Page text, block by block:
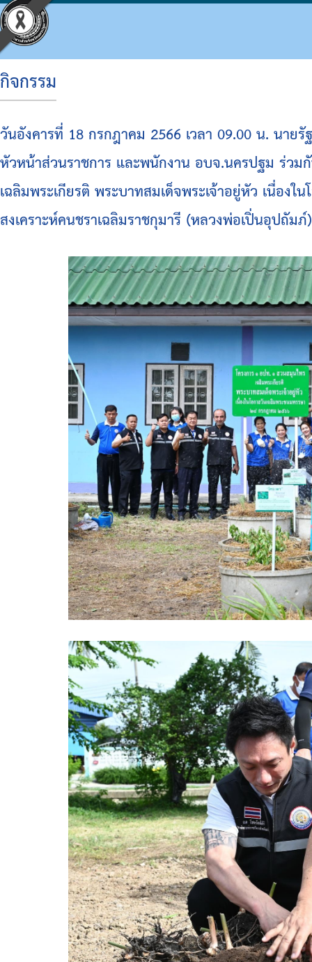
ข้อมูลพื้นฐาน
วิสัยทัศน์
อำนาจหน้าที่
โครงสร้างผู้บริหาร
โครงสร้างฝ่ายการเมือง
โครงสร้างส่วนราชการ
โครงสร้างโรงพยาบาลส่งเสริมสุขภาพตำบลใน
โครงสร้างการบริหารงาน
แผนพัฒนาท้องถิ่น
แผนดำเนินงาน
ผลการดำเนินงาน
รายงานติดตามผลการดำเนินการประจำปี รอ
รายงานติดตามผลการดำเนินการประจำปี
เงินสะสม
ความก้าวหน้าในการดำเนินงานตามแผนการด
รายงานความก้าวหน้าการจัดซื้อจัดจ้างหรือกา
สรุปผลการจัดซื้อจัดจ้างหรือการจัดหาพัสดุราย
รายงานผลการจัดซื้อจัดจ้างหรือการจัดหาพัส
แผนการบริหารและพัฒนาบุคคล
รายงานผลการบริหารและพัฒนาทรัพยากรบุค
หลักเกณฑ์การบริหารทรัพยากรบุคคล
ข่าวประชาสัมพันธ์
ประชาสัมพันธ์สภา
มติที่ประชุมสภา
รายงานการประชุมสภา
ประกาศจัดซื้อจัดจ้าง
สรุปผลการจัดซื้อจัดจ้าง
หนังสือราชการ
ข่าวประชาสัมพันธ์เพื่อเสริมสร้างคุณธรรมและ
สถิติข้อมูลการให้บริการประชาชน
แนวทางปฏิบัติเรื่องร้องเรียน
ประกาศเจตนารมณ์ นโยบาย No Gift Policy
แผนปฏิบัติการป้องกันการทุจริต
มาตรการส่งเสริมคุณธรรมและความโปร่งใสภ
รายงานผลการดำเนินการเพื่อส่งเสริมคุณธรร
รายงานผลการดำเนินการป้องกันการทุจริต
กิจกรรม
วันอังคารที่ 18 กรกฎาคม 2566 เวลา 09.00 น. นา
หัวหน้าส่วนราชการ และพนักงาน อบจ.นครปฐม ร่ว
เฉลิมพระเกียรติ พระบาทสมเด็จพระเจ้าอยู่หัว เนื่อ
สงเคราะห์คนชราเฉลิมราชกุมารี (หลวงพ่อเปิ่นอุปถัมภ์)